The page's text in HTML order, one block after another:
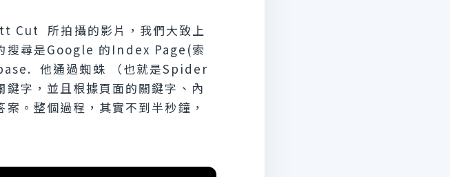
Cut 所拍攝的影片，我們大致上
搜尋是Google 的Index Page(索
他通過蜘蛛 （也就是Spider
字，並且根據頁面的關鍵字、內
。整個過程，其實不到半秒鐘，